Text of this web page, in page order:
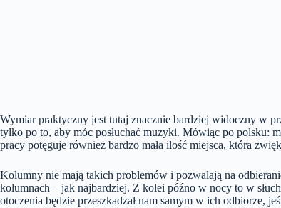
Wymiar praktyczny jest tutaj znacznie bardziej widoczny w
tylko po to, aby móc posłuchać muzyki. Mówiąc po polsku:
pracy potęguje również bardzo mała ilość miejsca, która
Kolumny nie mają takich problemów i pozwalają na
kolumnach – jak najbardziej. Z kolei późno w nocy to w
otoczenia będzie przeszkadzał nam samym w ich odbiorze,